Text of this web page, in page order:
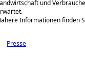
und
Informationen finden
Presse